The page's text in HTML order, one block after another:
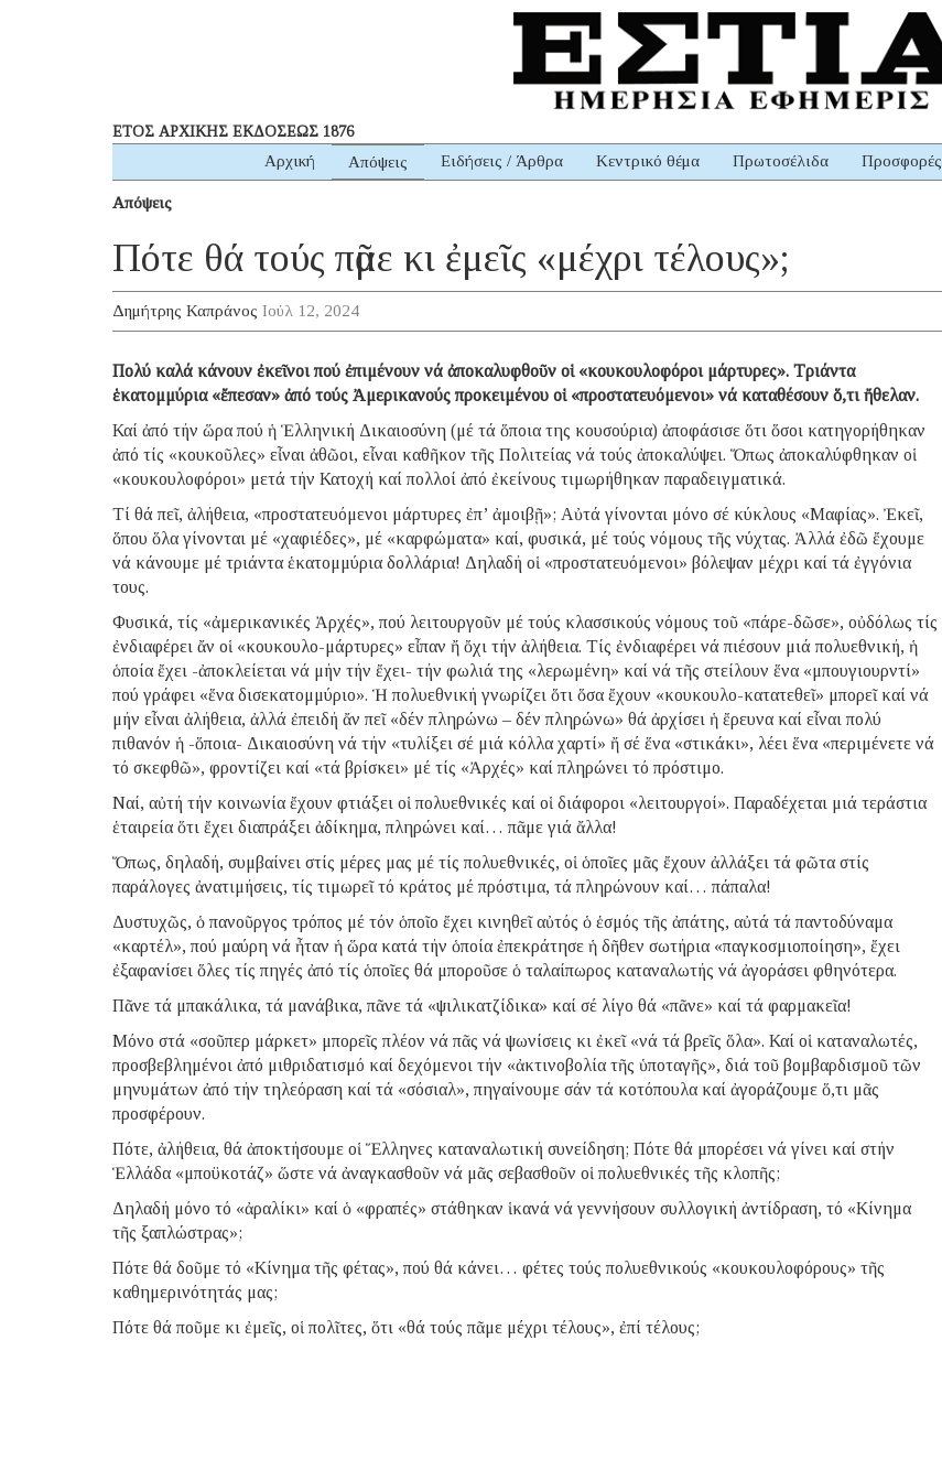
ΕΤΟΣ ΑΡΧΙΚΗΣ ΕΚΔΟΣΕΩΣ 1876
Αρχική Απόψεις Ειδήσεις / Άρθρα Κεντρικό θέμα Πρωτοσέλιδα Προσφορές
Απόψεις
Πότε θά τούς πᾶμε κι ἐμεῖς «μέχρι τέλους»;
Δημήτρης Καπράνος Ιούλ 12, 2024
Πολύ καλά κάνουν ἐκεῖνοι πού ἐπιμένουν νά ἀποκαλυφθοῦν οἱ «κουκουλοφόροι μάρτυρες». Τριάντα
ἑκατομμύρια «ἔπεσαν» ἀπό τούς Ἀμερικανούς προκειμένου οἱ «προστατευόμενοι» νά καταθέσουν ὅ,τι ἤθελαν.
Καί ἀπό τήν ὥρα πού ἡ Ἑλληνική Δικαιοσύνη (μέ τά ὅποια της κουσούρια) ἀποφάσισε ὅτι ὅσοι κατηγορήθηκαν
ἀπό τίς «κουκοῦλες» εἶναι ἀθῶοι, εἶναι καθῆκον τῆς Πολιτείας νά τούς ἀποκαλύψει. Ὅπως ἀποκαλύφθηκαν οἱ
«κουκουλοφόροι» μετά τήν Κατοχή καί πολλοί ἀπό ἐκείνους τιμωρήθηκαν παραδειγματικά.
Τί θά πεῖ, ἀλήθεια, «προστατευόμενοι μάρτυρες ἐπ’ ἀμοιβῇ»; Αὐτά γίνονται μόνο σέ κύκλους «Μαφίας». Ἐκεῖ,
ὅπου ὅλα γίνονται μέ «χαφιέδες», μέ «καρφώματα» καί, φυσικά, μέ τούς νόμους τῆς νύχτας. Ἀλλά ἐδῶ ἔχουμε
νά κάνουμε μέ τριάντα ἑκατομμύρια δολλάρια! Δηλαδή οἱ «προστατευόμενοι» βόλεψαν μέχρι καί τά ἐγγόνια
τους.
Φυσικά, τίς «ἀμερικανικές Ἀρχές», πού λειτουργοῦν μέ τούς κλασσικούς νόμους τοῦ «πάρε-δῶσε», οὐδόλως τίς
ἐνδιαφέρει ἄν οἱ «κουκουλο-μάρτυρες» εἶπαν ἤ ὄχι τήν ἀλήθεια. Τίς ἐνδιαφέρει νά πιέσουν μιά πολυεθνική, ἡ
ὁποία ἔχει -ἀποκλείεται νά μήν τήν ἔχει- τήν φωλιά της «λερωμένη» καί νά τῆς στείλουν ἕνα «μπουγιουρντί»
πού γράφει «ἕνα δισεκατομμύριο». Ἡ πολυεθνική γνωρίζει ὅτι ὅσα ἔχουν «κουκουλο-κατατεθεῖ» μπορεῖ καί νά
μήν εἶναι ἀλήθεια, ἀλλά ἐπειδή ἄν πεῖ «δέν πληρώνω – δέν πληρώνω» θά ἀρχίσει ἡ ἔρευνα καί εἶναι πολύ
πιθανόν ἡ -ὅποια- Δικαιοσύνη νά τήν «τυλίξει σέ μιά κόλλα χαρτί» ἤ σέ ἕνα «στικάκι», λέει ἕνα «περιμένετε νά
τό σκεφθῶ», φροντίζει καί «τά βρίσκει» μέ τίς «Ἀρχές» καί πληρώνει τό πρόστιμο.
Ναί, αὐτή τήν κοινωνία ἔχουν φτιάξει οἱ πολυεθνικές καί οἱ διάφοροι «λειτουργοί». Παραδέχεται μιά τεράστια
ἑταιρεία ὅτι ἔχει διαπράξει ἀδίκημα, πληρώνει καί… πᾶμε γιά ἄλλα!
Ὅπως, δηλαδή, συμβαίνει στίς μέρες μας μέ τίς πολυεθνικές, οἱ ὁποῖες μᾶς ἔχουν ἀλλάξει τά φῶτα στίς
παράλογες ἀνατιμήσεις, τίς τιμωρεῖ τό κράτος μέ πρόστιμα, τά πληρώνουν καί… πάπαλα!
Δυστυχῶς, ὁ πανοῦργος τρόπος μέ τόν ὁποῖο ἔχει κινηθεῖ αὐτός ὁ ἑσμός τῆς ἀπάτης, αὐτά τά παντοδύναμα
«καρτέλ», πού μαύρη νά ἦταν ἡ ὥρα κατά τήν ὁποία ἐπεκράτησε ἡ δῆθεν σωτήρια «παγκοσμιοποίηση», ἔχει
ἐξαφανίσει ὅλες τίς πηγές ἀπό τίς ὁποῖες θά μποροῦσε ὁ ταλαίπωρος καταναλωτής νά ἀγοράσει φθηνότερα.
Πᾶνε τά μπακάλικα, τά μανάβικα, πᾶνε τά «ψιλικατζίδικα» καί σέ λίγο θά «πᾶνε» καί τά φαρμακεῖα!
Μόνο στά «σοῦπερ μάρκετ» μπορεῖς πλέον νά πᾶς νά ψωνίσεις κι ἐκεῖ «νά τά βρεῖς ὅλα». Καί οἱ καταναλωτές,
προσβεβλημένοι ἀπό μιθριδατισμό καί δεχόμενοι τήν «ἀκτινοβολία τῆς ὑποταγῆς», διά τοῦ βομβαρδισμοῦ τῶν
μηνυμάτων ἀπό τήν τηλεόραση καί τά «σόσιαλ», πηγαίνουμε σάν τά κοτόπουλα καί ἀγοράζουμε ὅ,τι μᾶς
προσφέρουν.
Πότε, ἀλήθεια, θά ἀποκτήσουμε οἱ Ἕλληνες καταναλωτική συνείδηση; Πότε θά μπορέσει νά γίνει καί στήν
Ἑλλάδα «μποϋκοτάζ» ὥστε νά ἀναγκασθοῦν νά μᾶς σεβασθοῦν οἱ πολυεθνικές τῆς κλοπῆς;
Δηλαδή μόνο τό «ἀραλίκι» καί ὁ «φραπές» στάθηκαν ἱκανά νά γεννήσουν συλλογική ἀντίδραση, τό «Κίνημα
τῆς ξαπλώστρας»;
Πότε θά δοῦμε τό «Κίνημα τῆς φέτας», πού θά κάνει… φέτες τούς πολυεθνικούς «κουκουλοφόρους» τῆς
καθημερινότητάς μας;
Πότε θά ποῦμε κι ἐμεῖς, οἱ πολῖτες, ὅτι «θά τούς πᾶμε μέχρι τέλους», ἐπί τέλους;